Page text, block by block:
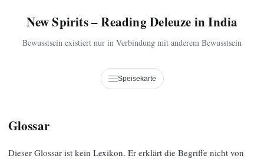
New Spirits – Reading Deleuze in India
Bewusstsein existiert nur in Verbindung mit anderem Bewusstsein
Speisekarte
Glossar
Dieser Glossar ist kein Lexikon. Er erklärt die Begriffe nicht von